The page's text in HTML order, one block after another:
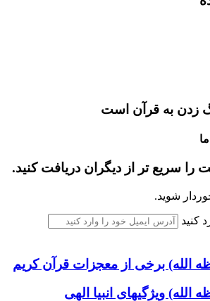
زدن به قرآن است
را سریع تر از دیگران دریافت کنید.
شوید.
کنید
الله) برخی از معجزات قرآن کریم
ویژگیهای انبیا الهی